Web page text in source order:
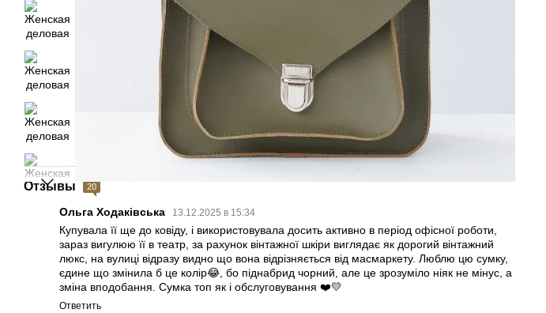
Отзывы 20
Ольга Ходаківська 13.12.2025 в 15:34
Купувала її ще до ковіду, і використовувала досить активно в період офісної роботи,
зараз вигулюю її в театр, за рахунок вінтажної шкіри виглядає як дорогий вінтажний
люкс, на вулиці відразу видно що вона відрізняється від масмаркету. Люблю цю сумку,
єдине що змінила б це колір😂, бо піднабрид чорний, але це зрозуміло ніяк не мінус, а
зміна вподобання. Сумка топ як і обслуговування ❤️💛
Ответить